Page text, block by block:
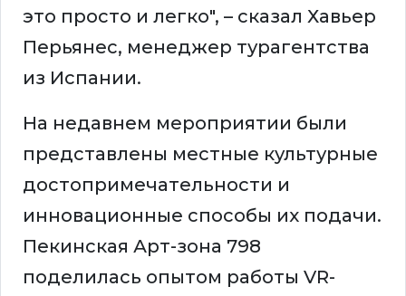
это просто и легко", – сказал Хавьер
Перьянес, менеджер турагентства
из Испании.
На недавнем мероприятии были
представлены местные культурные
достопримечательности и
инновационные способы их подачи.
Пекинская Арт-зона 798
поделилась опытом работы VR-